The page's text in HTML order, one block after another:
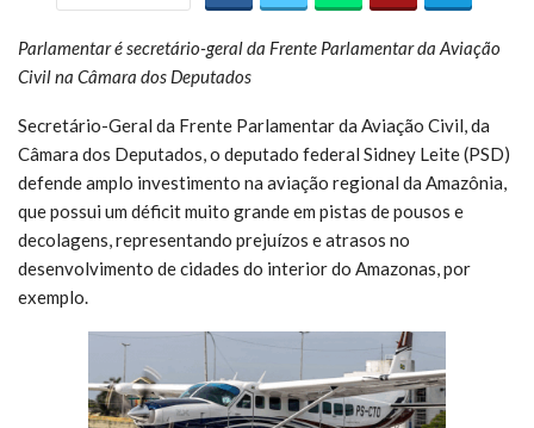
Parlamentar é secretário-geral da Frente Parlamentar da Aviação
Civil na Câmara dos Deputados
Secretário-Geral da Frente Parlamentar da Aviação Civil, da
Câmara dos Deputados, o deputado federal Sidney Leite (PSD)
defende amplo investimento na aviação regional da Amazônia,
que possui um déficit muito grande em pistas de pousos e
decolagens, representando prejuízos e atrasos no
desenvolvimento de cidades do interior do Amazonas, por
exemplo.